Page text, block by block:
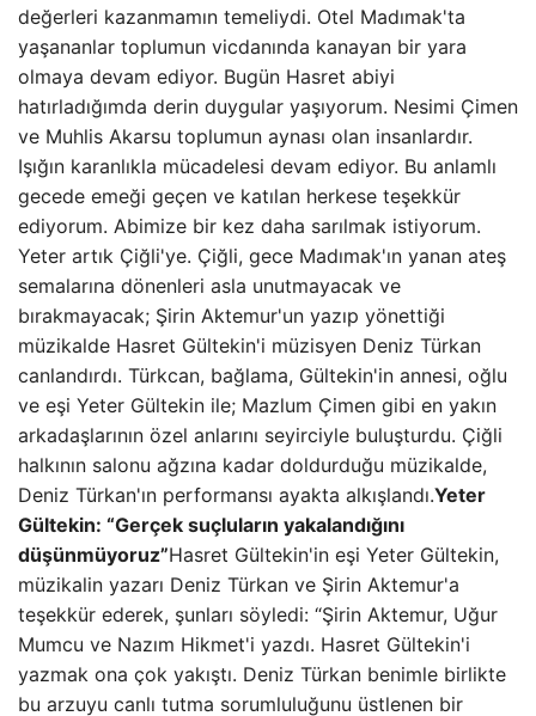
değerleri kazanmamın temeliydi. Otel Madımak'ta
yaşananlar toplumun vicdanında kanayan bir yara
olmaya devam ediyor. Bugün Hasret abiyi
hatırladığımda derin duygular yaşıyorum. Nesimi Çimen
ve Muhlis Akarsu toplumun aynası olan insanlardır.
Işığın karanlıkla mücadelesi devam ediyor. Bu anlamlı
gecede emeği geçen ve katılan herkese teşekkür
ediyorum. Abimize bir kez daha sarılmak istiyorum.
Yeter artık Çiğli'ye. Çiğli, gece Madımak'ın yanan ateş
semalarına dönenleri asla unutmayacak ve
bırakmayacak; Şirin Aktemur'un yazıp yönettiği
müzikalde Hasret Gültekin'i müzisyen Deniz Türkan
canlandırdı. Türkcan, bağlama, Gültekin'in annesi, oğlu
ve eşi Yeter Gültekin ile; Mazlum Çimen gibi en yakın
arkadaşlarının özel anlarını seyirciyle buluşturdu. Çiğli
halkının salonu ağzına kadar doldurduğu müzikalde,
Deniz Türkan'ın performansı ayakta alkışlandı.Yeter
Gültekin: “Gerçek suçluların yakalandığını
düşünmüyoruz”Hasret Gültekin'in eşi Yeter Gültekin,
müzikalin yazarı Deniz Türkan ve Şirin Aktemur'a
teşekkür ederek, şunları söyledi: “Şirin Aktemur, Uğur
Mumcu ve Nazım Hikmet'i yazdı. Hasret Gültekin'i
yazmak ona çok yakıştı. Deniz Türkan benimle birlikte
bu arzuyu canlı tutma sorumluluğunu üstlenen bir